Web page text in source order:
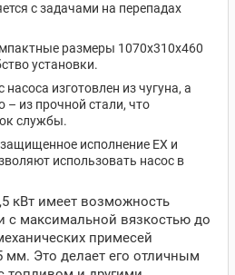
с задачами на перепадах
размеры 1070х310х460
установки.
насоса изготовлен из чугуна, а
– из прочной стали, что
службы.
исполнение EX и
использовать насос в
кВт имеет возможность
с максимальной вязкостью до
примесей
мм. Это делает его отличным